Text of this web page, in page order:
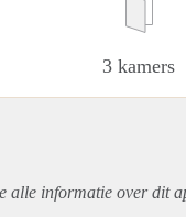
3 kamers
alle informatie over dit